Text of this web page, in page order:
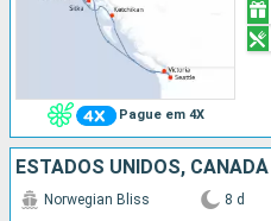
Pague em 4X
ESTADOS UNIDOS, CANADÁ
Norwegian Bliss 8 d